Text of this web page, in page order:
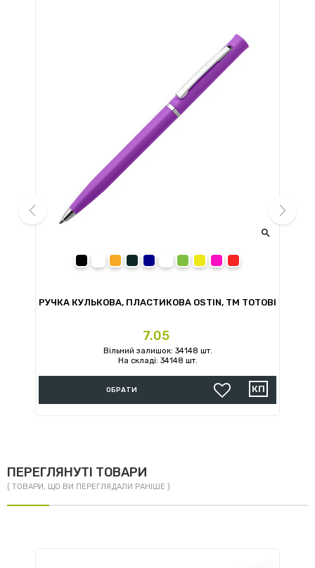

РУЧКА КУЛЬКОВА, ПЛАСТИКОВА OSTIN, ТМ TOTOBI
Ціна
7.05
Вільний залишок: 34148 шт.
На складі: 34148 шт.
ОБРАТИ
ПЕРЕГЛЯНУТІ ТОВАРИ
( ТОВАРИ, ЩО ВИ ПЕРЕГЛЯДАЛИ РАНІШЕ )